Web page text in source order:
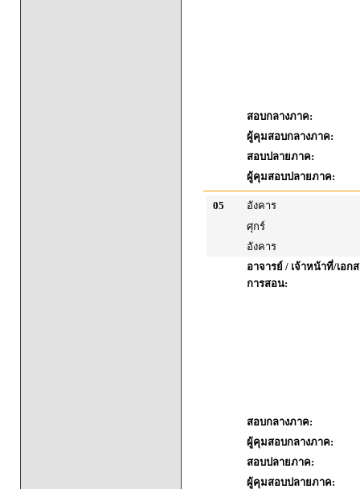
สอบกลางภาค:
ผู้คุมสอบกลางภาค:
สอบปลายภาค:
ผู้คุมสอบปลายภาค:
05
อังคาร
ศุกร์
อังคาร
อาจารย์ / เจ้าหน้าที่/เอก
การสอน:
สอบกลางภาค:
ผู้คุมสอบกลางภาค:
สอบปลายภาค:
ผู้คุมสอบปลายภาค: